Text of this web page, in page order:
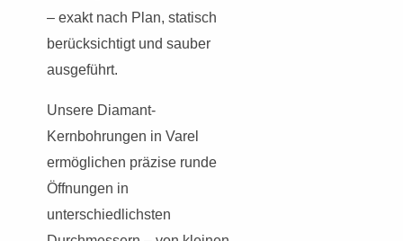
– exakt nach Plan, statisch
berücksichtigt und sauber
ausgeführt.
Unsere Diamant-
Kernbohrungen in Varel
ermöglichen präzise runde
Öffnungen in
unterschiedlichsten